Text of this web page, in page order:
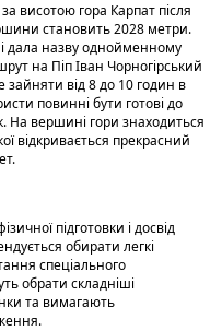
висотою гора Карпат після
становить 2028 метри.
дала назву однойменному
на Піп Іван Чорногірський
від 8 до 10 годин в
повинні бути готові до
На вершині гори знаходиться
відкривається прекрасний
підготовки і досвід
обирати легкі
спеціального
обрати складніші
та вимагають